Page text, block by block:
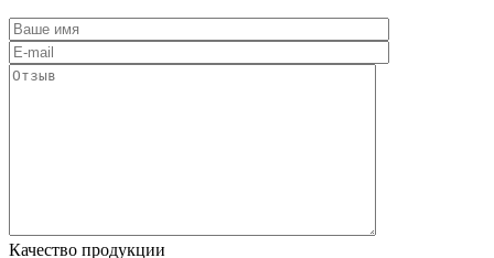
Качество продукции